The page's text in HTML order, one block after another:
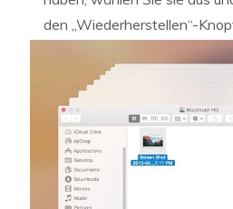
den „Wiederherstellen“-